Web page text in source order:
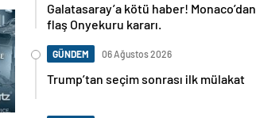
Galatasaray’a kötü haber! Monaco’dan
flaş Onyekuru kararı.
GÜNDEM 06 Ağustos 2026
Trump’tan seçim sonrası ilk mülakat